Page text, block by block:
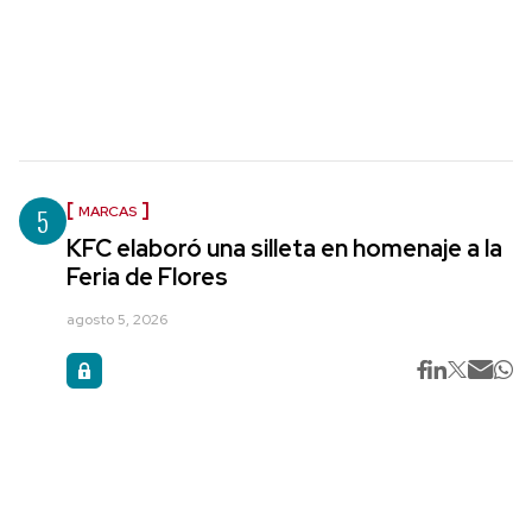
5 MARCAS
KFC elaboró una silleta en homenaje a la
Feria de Flores
agosto 5, 2026